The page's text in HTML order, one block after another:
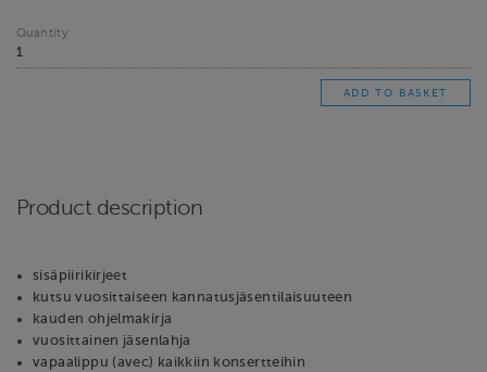
Quantity
Product description
sisäpiirikirjeet
kutsu vuosittaiseen kannatusjäsentilaisuuteen
kauden ohjelmakirja
vuosittainen jäsenlahja
vapaalippu (avec) kaikkiin konsertteihin